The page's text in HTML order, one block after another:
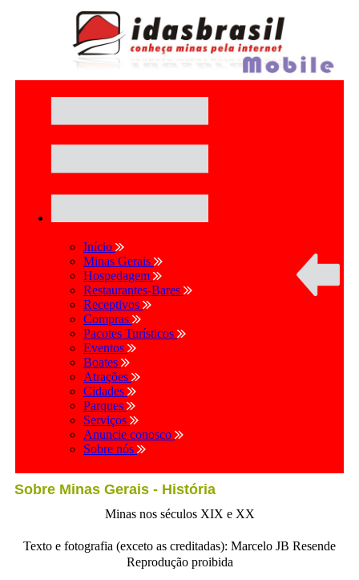
Início
Minas Gerais
Hospedagem
Restaurantes-Bares
Receptivos
Compras
Pacotes Turísticos
Eventos
Boates
Atrações
Cidades
Parques
Serviços
Anuncie conosco
Sobre nós
Sobre Minas Gerais - História
Minas nos séculos XIX e XX
Texto e fotografia (exceto as creditadas): Marcelo JB Resende
Reprodução proibida